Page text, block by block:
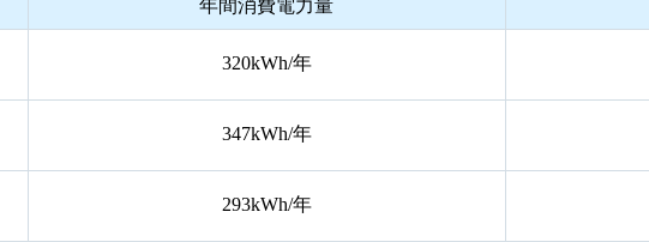
年間消費電力量
320kWh/年
347kWh/年
293kWh/年